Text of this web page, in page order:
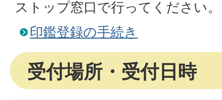
ストップ窓口で行ってください。
印鑑登録の手続き
受付場所・受付日時